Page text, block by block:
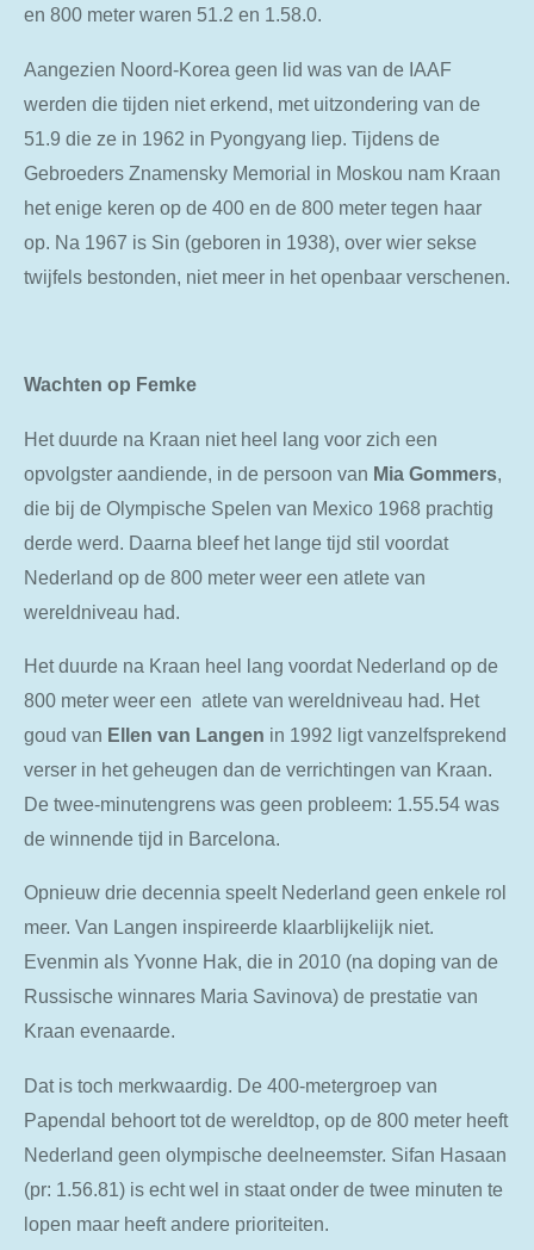
en 800 meter waren 51.2 en 1.58.0.
Aangezien Noord-Korea geen lid was van de IAAF
werden die tijden niet erkend, met uitzondering van de
51.9 die ze in 1962 in Pyongyang liep. Tijdens de
Gebroeders Znamensky Memorial in Moskou nam Kraan
het enige keren op de 400 en de 800 meter tegen haar
op. Na 1967 is Sin (geboren in 1938), over wier sekse
twijfels bestonden, niet meer in het openbaar verschenen.
Wachten op Femke
Het duurde na Kraan niet heel lang voor zich een
opvolgster aandiende, in de persoon van Mia Gommers,
die bij de Olympische Spelen van Mexico 1968 prachtig
derde werd. Daarna bleef het lange tijd stil voordat
Nederland op de 800 meter weer een atlete van
wereldniveau had.
Het duurde na Kraan heel lang voordat Nederland op de
800 meter weer een atlete van wereldniveau had. Het
goud van Ellen van Langen in 1992 ligt vanzelfsprekend
verser in het geheugen dan de verrichtingen van Kraan.
De twee-minutengrens was geen probleem: 1.55.54 was
de winnende tijd in Barcelona.
Opnieuw drie decennia speelt Nederland geen enkele rol
meer. Van Langen inspireerde klaarblijkelijk niet.
Evenmin als Yvonne Hak, die in 2010 (na doping van de
Russische winnares Maria Savinova) de prestatie van
Kraan evenaarde.
Dat is toch merkwaardig. De 400-metergroep van
Papendal behoort tot de wereldtop, op de 800 meter heeft
Nederland geen olympische deelneemster. Sifan Hasaan
(pr: 1.56.81) is echt wel in staat onder de twee minuten te
lopen maar heeft andere prioriteiten.